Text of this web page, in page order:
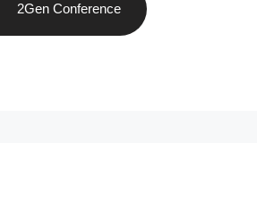
2Gen Conference